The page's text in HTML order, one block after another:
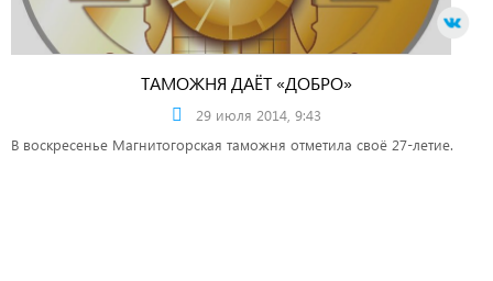
ТАМОЖНЯ ДАЁТ «ДОБРО»
29 июля 2014, 9:43
В воскресенье Магнитогорская таможня отметила своё 27-летие.